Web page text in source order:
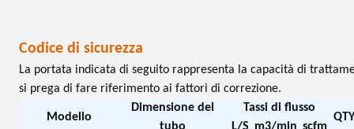
Codice di sicurezza
La portata indicata di seguito rappresenta la capacità di
si prega di fare riferimento ai fattori di correzione.
Modello
Dimensione del
Tassi di flusso